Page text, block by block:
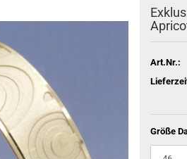
Art.Nr.:
Größe